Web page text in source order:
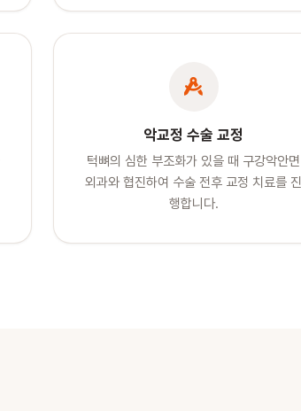
악교정 수술 교정
턱뼈의 심한 부조화가 있을 때 구강악안면
외과와 협진하여 수술 전후 교정 치료를 진
행합니다.